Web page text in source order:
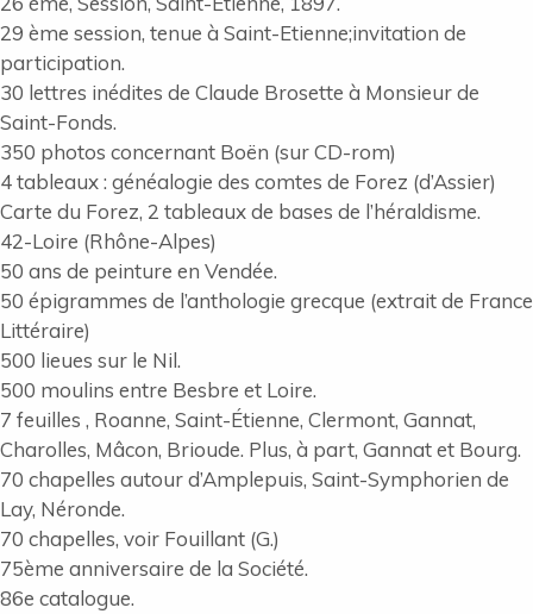
29 ème session, tenue à Saint-Etienne;invitation de
participation.
30 lettres inédites de Claude Brosette à Monsieur de
Saint-Fonds.
350 photos concernant Boën (sur CD-rom)
4 tableaux : généalogie des comtes de Forez (d’Assier)
Carte du Forez, 2 tableaux de bases de l’héraldisme.
42-Loire (Rhône-Alpes)
50 ans de peinture en Vendée.
50 épigrammes de l’anthologie grecque (extrait de France
Littéraire)
500 lieues sur le Nil.
500 moulins entre Besbre et Loire.
7 feuilles , Roanne, Saint-Étienne, Clermont, Gannat,
Charolles, Mâcon, Brioude. Plus, à part, Gannat et Bourg.
70 chapelles autour d’Amplepuis, Saint-Symphorien de
Lay, Néronde.
70 chapelles, voir Fouillant (G.)
75ème anniversaire de la Société.
86e catalogue.